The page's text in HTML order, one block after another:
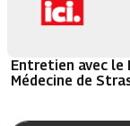
Entretien avec le
Médecine de